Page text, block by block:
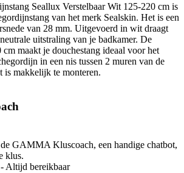
Seallux Verstelbaar Wit 125-220 cm is
van het merk Sealskin. Het is een
van 28 mm. Uitgevoerd in wit draagt
uitstraling van je badkamer. De
maakt je douchestang ideaal voor het
in een nis tussen 2 muren van de
is makkelijk te monteren.
GAMMA Kluscoach, een handige chatbot,
klus.
Altijd bereikbaar